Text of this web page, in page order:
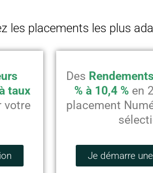
les placements les plus
taux
votre
Des
% à 10,4 % en
placement
Je démarre